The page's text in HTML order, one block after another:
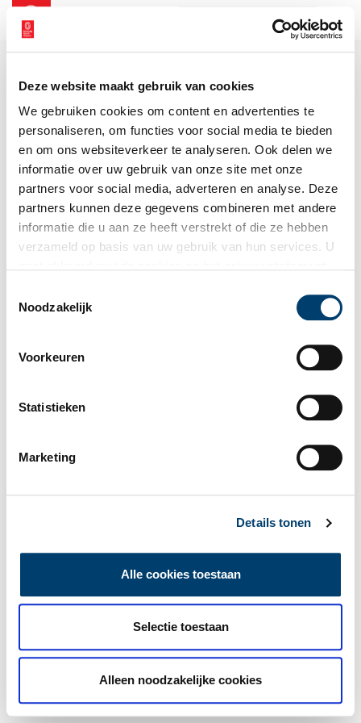
Deze website maakt gebruik van cookies
We gebruiken cookies om content en advertenties te
personaliseren, om functies voor social media te bieden
en om ons websiteverkeer te analyseren. Ook delen we
informatie over uw gebruik van onze site met onze
partners voor social media, adverteren en analyse. Deze
partners kunnen deze gegevens combineren met andere
informatie die u aan ze heeft verstrekt of die ze hebben
verzameld op basis van uw gebruik van hun services. U
Noodzakelijk
Voorkeuren
Statistieken
Marketing
Details tonen
Alle cookies toestaan
Selectie toestaan
Alleen noodzakelijke cookies